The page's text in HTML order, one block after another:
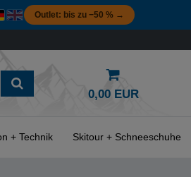
Outlet: bis zu −50 % →
0,00 EUR
+ Technik Skitour + Schneeschuhe